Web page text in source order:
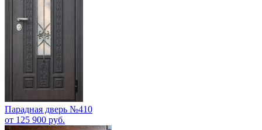
Парадная дверь №410
от 125 900 руб.